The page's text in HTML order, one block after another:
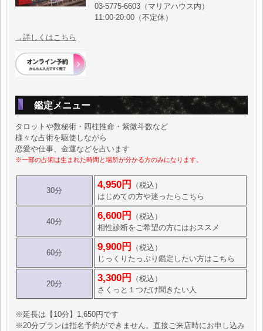
03-5775-6603（マリアハウス内）
11:00-20:00（不定休）
→詳しくはこちら
鑑定メニュー
タロットや数秘術・四柱推命・紫微斗数など
様々な占術を駆使しながら
恋愛や仕事、金運などを占います
※一部の占術は生まれた時間と場所が分かる方のみになります。
30分
4,950円
（税込）
はじめての方や迷ったらこちら
40分
6,600円
（税込）
相性診断をご希望の方にはおススメ
60分
9,900円
（税込）
じっくりたっぷり鑑定したい方はこちら
20分
3,300円
（税込）
さくっと１つだけ聞きたい人
※延長は【10分】1,650円です
※20分プランは指名予約ができません。直接ご来店時にお申し込み